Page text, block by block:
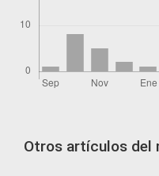
Otros artículos del